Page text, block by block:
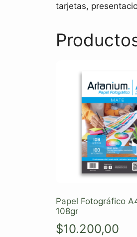
tarjetas,
Papel Fotográfico
108gr
$10.200,00